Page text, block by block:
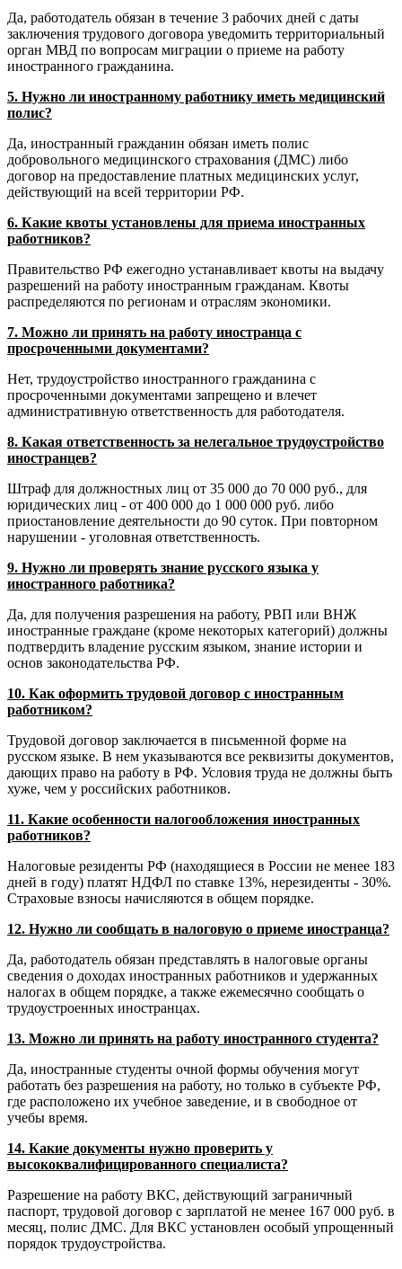
Да, работодатель обязан в течение 3 рабочих дней с даты
заключения трудового договора уведомить территориальный
орган МВД по вопросам миграции о приеме на работу
иностранного гражданина.
5. Нужно ли иностранному работнику иметь медицинский
полис?
Да, иностранный гражданин обязан иметь полис
добровольного медицинского страхования (ДМС) либо
договор на предоставление платных медицинских услуг,
действующий на всей территории РФ.
6. Какие квоты установлены для приема иностранных
работников?
Правительство РФ ежегодно устанавливает квоты на выдачу
разрешений на работу иностранным гражданам. Квоты
распределяются по регионам и отраслям экономики.
7. Можно ли принять на работу иностранца с
просроченными документами?
Нет, трудоустройство иностранного гражданина с
просроченными документами запрещено и влечет
административную ответственность для работодателя.
8. Какая ответственность за нелегальное трудоустройство
иностранцев?
Штраф для должностных лиц от 35 000 до 70 000 руб., для
юридических лиц - от 400 000 до 1 000 000 руб. либо
приостановление деятельности до 90 суток. При повторном
нарушении - уголовная ответственность.
9. Нужно ли проверять знание русского языка у
иностранного работника?
Да, для получения разрешения на работу, РВП или ВНЖ
иностранные граждане (кроме некоторых категорий) должны
подтвердить владение русским языком, знание истории и
основ законодательства РФ.
10. Как оформить трудовой договор с иностранным
работником?
Трудовой договор заключается в письменной форме на
русском языке. В нем указываются все реквизиты документов,
дающих право на работу в РФ. Условия труда не должны быть
хуже, чем у российских работников.
11. Какие особенности налогообложения иностранных
работников?
Налоговые резиденты РФ (находящиеся в России не менее 183
дней в году) платят НДФЛ по ставке 13%, нерезиденты - 30%.
Страховые взносы начисляются в общем порядке.
12. Нужно ли сообщать в налоговую о приеме иностранца?
Да, работодатель обязан представлять в налоговые органы
сведения о доходах иностранных работников и удержанных
налогах в общем порядке, а также ежемесячно сообщать о
трудоустроенных иностранцах.
13. Можно ли принять на работу иностранного студента?
Да, иностранные студенты очной формы обучения могут
работать без разрешения на работу, но только в субъекте РФ,
где расположено их учебное заведение, и в свободное от
учебы время.
14. Какие документы нужно проверить у
высококвалифицированного специалиста?
Разрешение на работу ВКС, действующий заграничный
паспорт, трудовой договор с зарплатой не менее 167 000 руб. в
месяц, полис ДМС. Для ВКС установлен особый упрощенный
порядок трудоустройства.